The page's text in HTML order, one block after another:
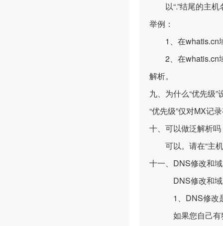
以“.”结尾的主机
举例：
1、在whatis.cn域
2、在whatis.cn域
解析。
九、为什么“优先级”
“优先级”仅对MX记
十、可以做泛解析吗
可以。请在“主机
十一、DNS修改和
DNS修改和域名
1、DNS修改是
如果您自己有独